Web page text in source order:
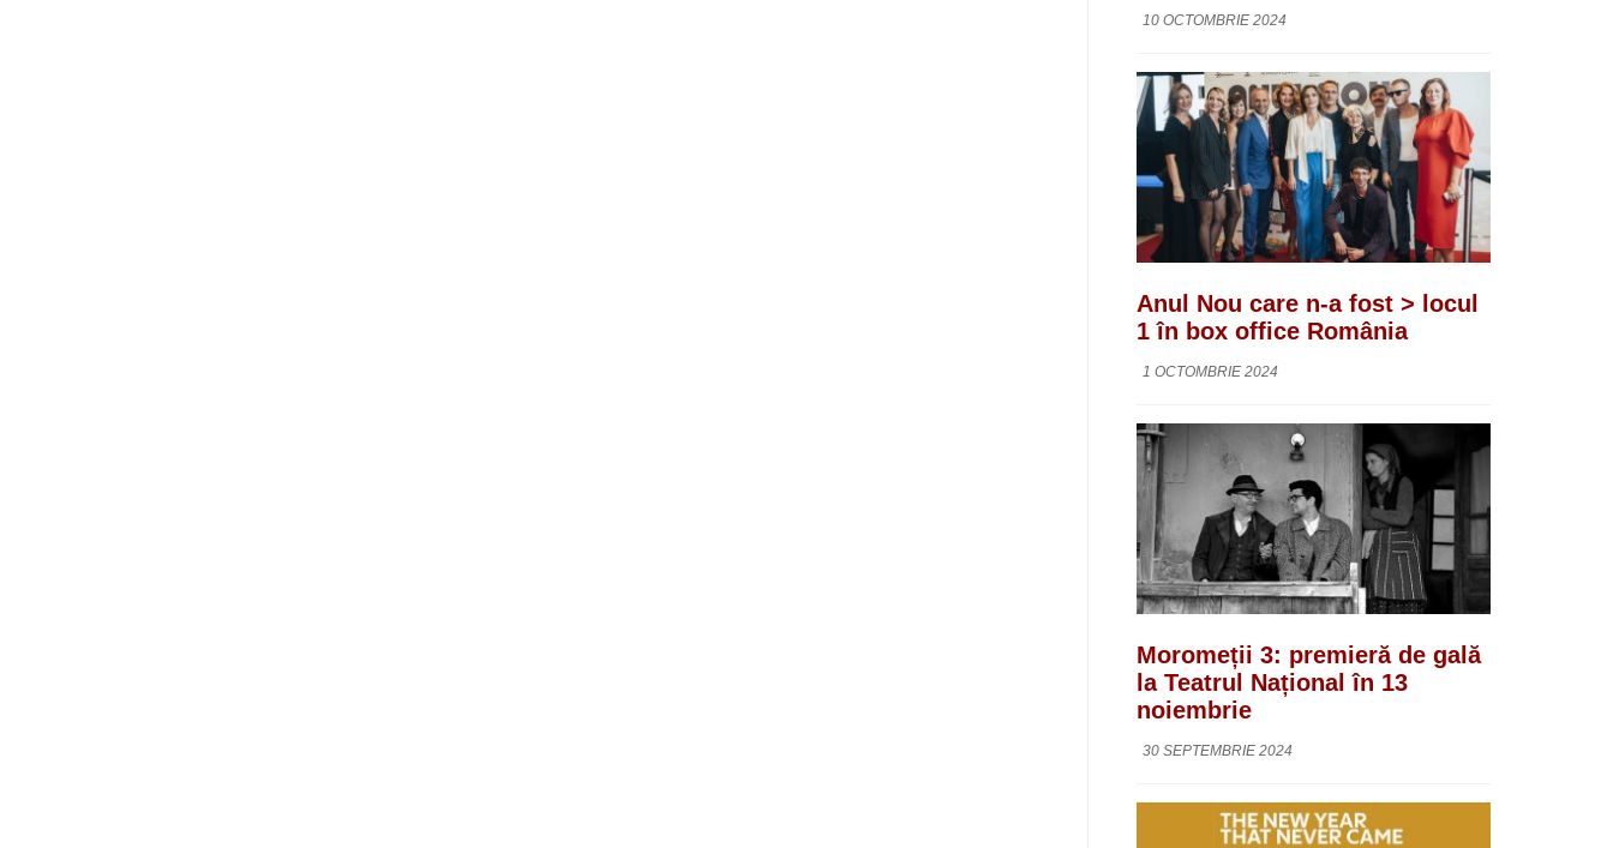
10 OCTOMBRIE 2024
Anul Nou care n-a fost > locul
1 în box office România
1 OCTOMBRIE 2024
Moromeții 3: premieră de gală
la Teatrul Național în 13
noiembrie
30 SEPTEMBRIE 2024